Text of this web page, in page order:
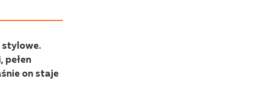
stylowe.
pełen
on staje